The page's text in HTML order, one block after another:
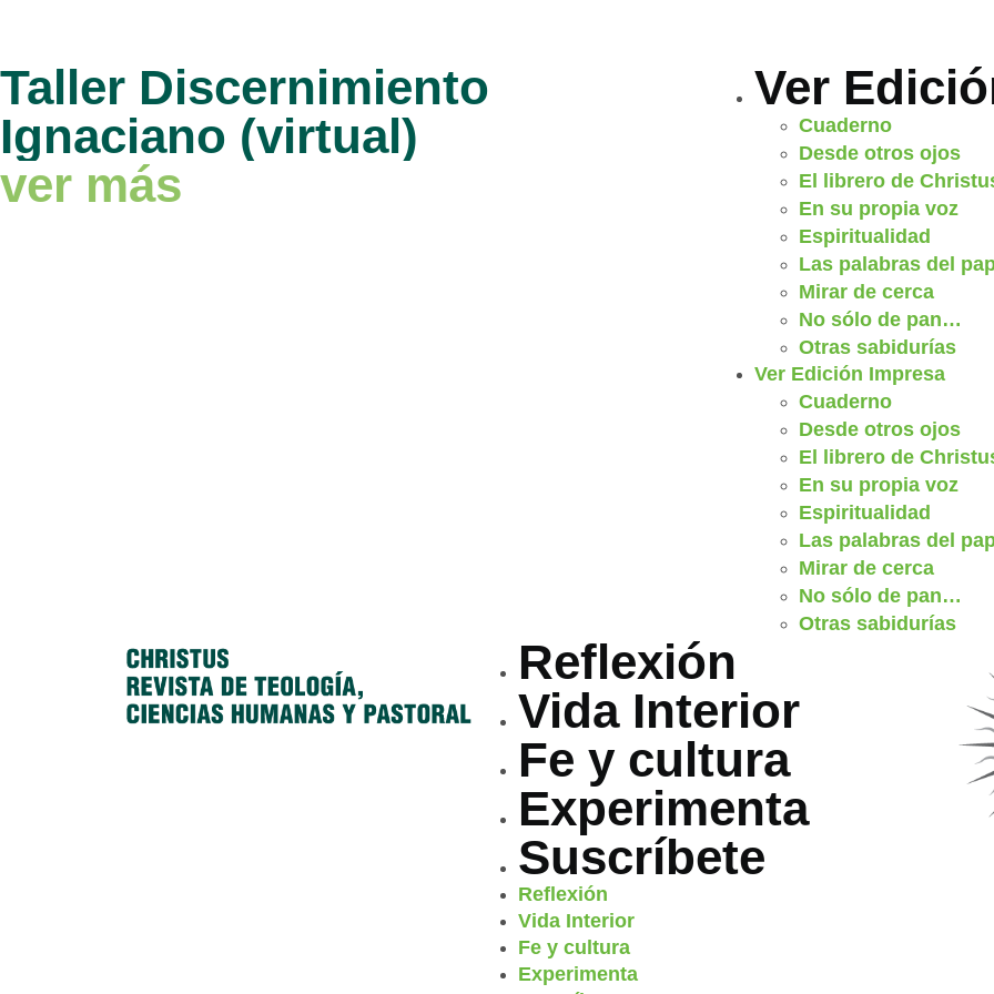
Taller Discernimiento
Ignaciano (virtual)
ver más
Ver
Cuaderno
Desde otros ojos
El librero de
En su propia voz
Espiritualidad
Las palabras del
Mirar de cerca
No sólo de pan…
Otras sabidurías
Ver Edición Impresa
Cuaderno
Desde otros ojos
El librero de
En su propia voz
Espiritualidad
Las palabras del
Mirar de cerca
No sólo de pan…
Otras sabidurías
Reflexión
Vida Interior
Fe y cultura
Experimenta
Suscríbete
Reflexión
Vida Interior
Fe y cultura
Experimenta